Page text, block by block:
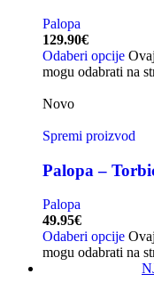
Palopa
129.90€
Odaberi opcije
mogu odabrati na
Novo
Spremi proizvod
Palopa –
Palopa
49.95€
Odaberi opcije
mogu odabrati na